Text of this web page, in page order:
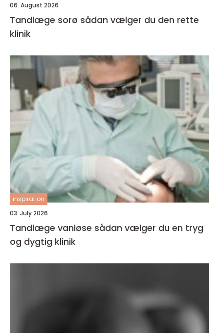
06. August 2026
Tandlæge sorø sådan vælger du den rette
klinik
inspiration
03. July 2026
Tandlæge vanløse sådan vælger du en tryg
og dygtig klinik